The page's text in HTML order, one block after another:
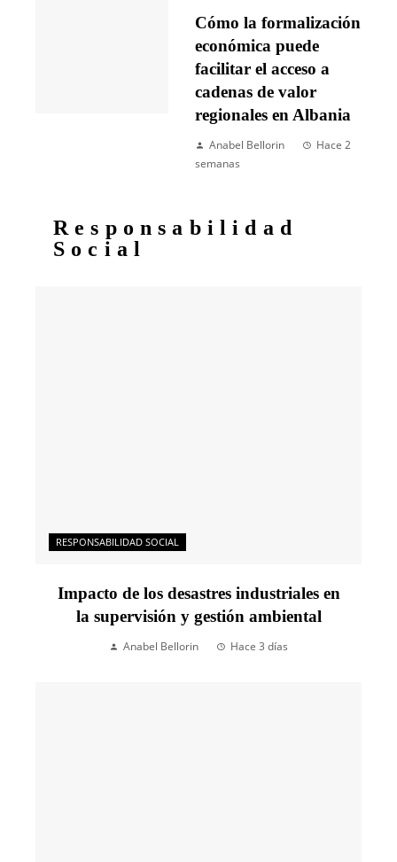
Cómo la formalización
económica puede
facilitar el acceso a
cadenas de valor
regionales en Albania
Anabel Bellorin
Hace 2
semanas
Responsabilidad
Social
RESPONSABILIDAD SOCIAL
Impacto de los desastres industriales en
la supervisión y gestión ambiental
Anabel Bellorin Hace 3 días